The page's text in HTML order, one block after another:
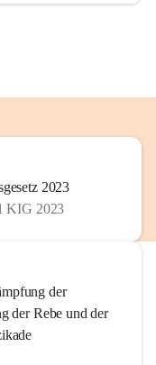
2023
KIG 2023
der
der Rebe und der